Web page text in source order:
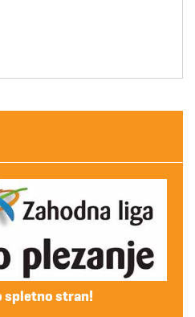
spletno stran!